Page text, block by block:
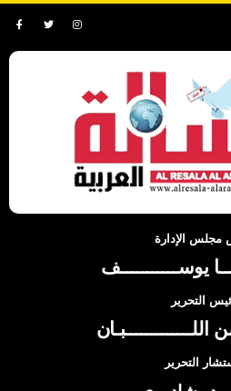
مجلس الإدارة
يوســـــــــــف
التحرير
التحرير